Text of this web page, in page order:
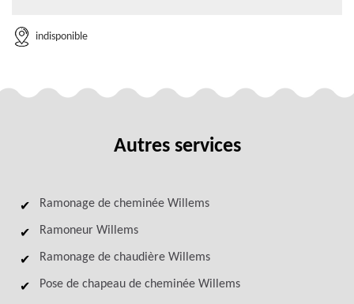
indisponible
Autres services
Ramonage de cheminée Willems
Ramoneur Willems
Ramonage de chaudière Willems
Pose de chapeau de cheminée Willems